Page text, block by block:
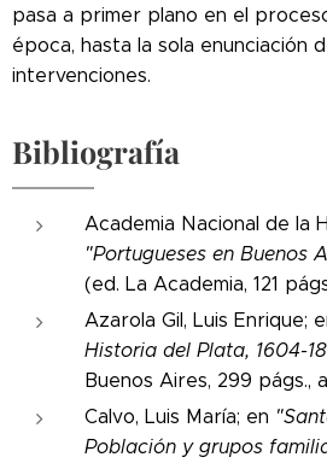
pasa a primer plano en el
época, hasta la sola enunciación
intervenciones.
Bibliografía
Academia Nacional de la
"Portugueses en Buenos
(ed. La Academia, 121
Azarola Gil, Luis Enrique;
Historia del Plata, 1604-
Buenos Aires, 299 págs.,
Calvo, Luis María; en
Población y grupos